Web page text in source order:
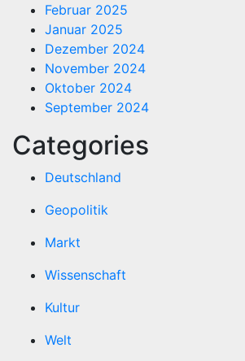
Februar 2025
Januar 2025
Dezember 2024
November 2024
Oktober 2024
September 2024
Categories
Deutschland
Geopolitik
Markt
Wissenschaft
Kultur
Welt